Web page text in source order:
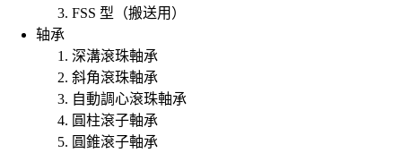
FSS 型（搬送用）
轴承
深溝滾珠軸承
斜角滾珠軸承
自動調心滾珠軸承
圓柱滾子軸承
圓錐滾子軸承